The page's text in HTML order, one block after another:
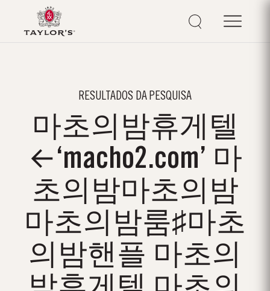
RESULTADOS DA PESQUISA
마초의밤휴게텔
←‘macho2.com’ 마
초의밤마초의밤
마초의밤룸♯마초
의밤핸플 마초의